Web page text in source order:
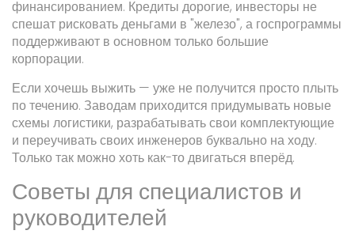
финансированием. Кредиты дорогие, инвесторы не
спешат рисковать деньгами в "железо", а госпрограммы
поддерживают в основном только большие
корпорации.
Если хочешь выжить — уже не получится просто плыть
по течению. Заводам приходится придумывать новые
схемы логистики, разрабатывать свои комплектующие
и переучивать своих инженеров буквально на ходу.
Только так можно хоть как-то двигаться вперёд.
Советы для специалистов и
руководителей